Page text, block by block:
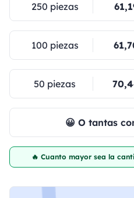
250 piezas
100 piezas
50 piezas
😀 O tantas
🔥 Cuanto mayor sea la